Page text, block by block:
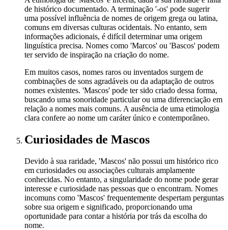
de histórico documentado. A terminação '-os' pode sugerir
uma possível influência de nomes de origem grega ou latina,
comuns em diversas culturas ocidentais. No entanto, sem
informações adicionais, é difícil determinar uma origem
linguística precisa. Nomes como 'Marcos' ou 'Bascos' podem
ter servido de inspiração na criação do nome.
Em muitos casos, nomes raros ou inventados surgem de
combinações de sons agradáveis ou da adaptação de outros
nomes existentes. 'Mascos' pode ter sido criado dessa forma,
buscando uma sonoridade particular ou uma diferenciação em
relação a nomes mais comuns. A ausência de uma etimologia
clara confere ao nome um caráter único e contemporâneo.
Curiosidades de Mascos
Devido à sua raridade, 'Mascos' não possui um histórico rico
em curiosidades ou associações culturais amplamente
conhecidas. No entanto, a singularidade do nome pode gerar
interesse e curiosidade nas pessoas que o encontram. Nomes
incomuns como 'Mascos' frequentemente despertam perguntas
sobre sua origem e significado, proporcionando uma
oportunidade para contar a história por trás da escolha do
nome.